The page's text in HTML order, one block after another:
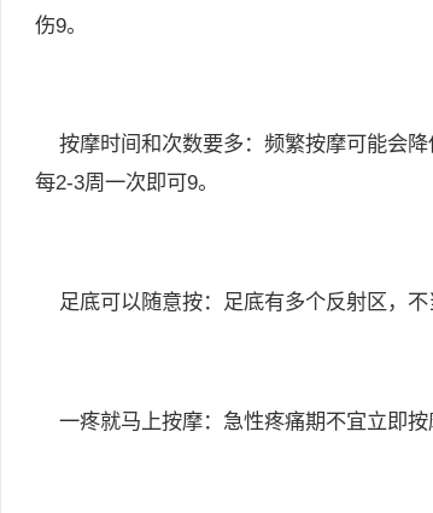
伤9。
按摩时间和次数要多：频繁按摩可能会
每2-3周一次即可9。
足底可以随意按：足底有多个反射区，不
一疼就马上按摩：急性疼痛期不宜立即按